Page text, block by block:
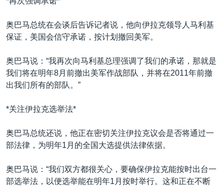
台海两岸关系
南中国海争端
关注西藏
关注新疆
GEN Z 看美国
奥巴马总统在会谈后告诉记者说，他向伊拉克领导人马利基
保证，美国会信守承诺，按计划撤回美军。
奥巴马说：“我再次向马利基总理强调了我们的承诺，那就是
我们将在明年8月前撤出美军作战部队，并将在2011年前撤
出我们所有的部队。”
*关注伊拉克选举法*
奥巴马总统还说，他正在密切关注伊拉克议会是否将通过一
部法律，为明年1月的全国大选提供法律依据。
奥巴马说：“我们双方都很关心，要确保伊拉克能按时出台一
部选举法，以便选举能在明年1月按时举行。这和正在不断